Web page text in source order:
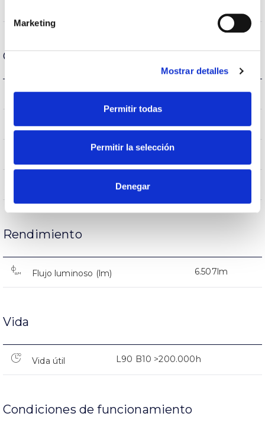
Marketing
Mostrar detalles
Permitir todas
Permitir la selección
Denegar
Carcasa y Acabado
IK Protección contra impactos IK08
IP Índice de estanqueidad IP65
Rendimiento
Flujo luminoso (lm) 6.507lm
Vida
Vida útil L90 B10 >200.000h
Condiciones de funcionamiento